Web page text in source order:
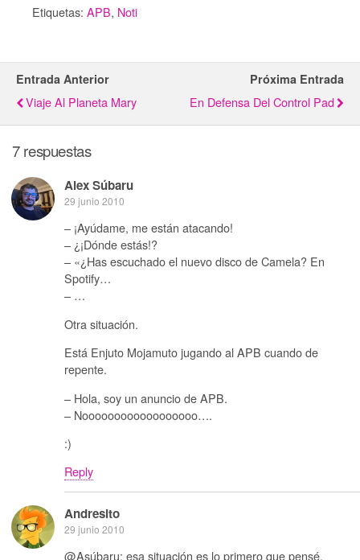
Etiquetas: APB, Noti
Entrada Anterior
Viaje Al Planeta Mary
Próxima Entrada
En Defensa Del Control Pad
7 respuestas
Alex Súbaru
29 junio 2010
– ¡Ayúdame, me están atacando!
– ¿¡Dónde estás!?
– «¿Has escuchado el nuevo disco de Camela? En
Spotify…
– …
Otra situación.
Está Enjuto Mojamuto jugando al APB cuando de
repente.
– Hola, soy un anuncio de APB.
– Noooooooooooooooooo….
:)
Reply
Andresito
29 junio 2010
@Asúbaru: esa situación es lo primero que pensé.